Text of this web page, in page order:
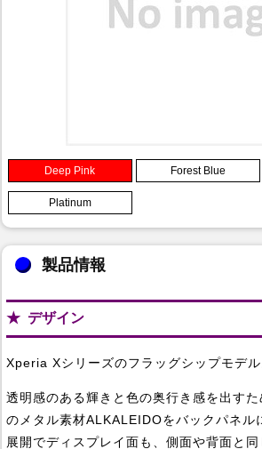
Deep Pink Forest Blue
Platinum
製品情報
デザイン
Xperia Xシリーズのフラッグシップモデル
透明感のある輝きと色の奥行き感を出す
のメタル素材ALKALEIDOをバックパネル
展開でディスプレイ面も、側面や背面と